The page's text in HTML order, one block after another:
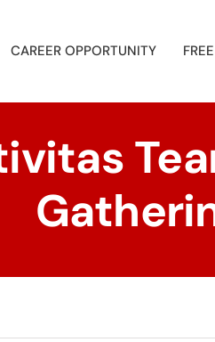
CAREER OPPORTUNITY